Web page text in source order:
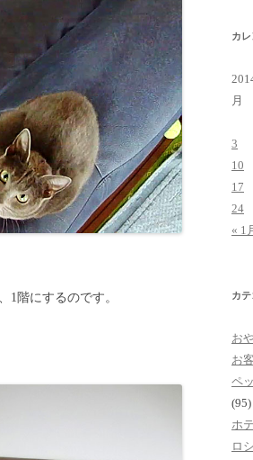
1階にするのです。
カ
月
3
10
17
24
« 1
カ
お
お
ペ
(95)
ホ
ロ